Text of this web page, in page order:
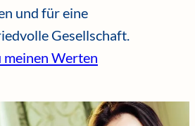
und für eine
Gesellschaft.
meinen Werten